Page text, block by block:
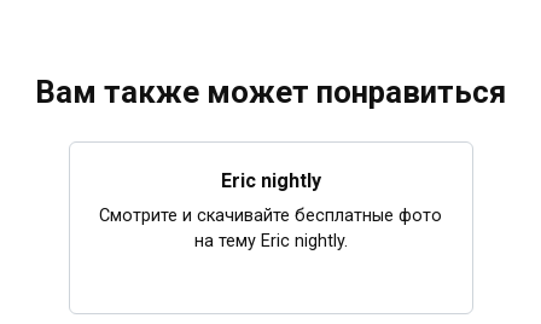
Вам также может понравиться
Eric nightly
Смотрите и скачивайте бесплатные фото
на тему Eric nightly.